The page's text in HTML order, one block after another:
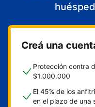
Creá una
Protección contra
$1.000.000
El 45% de los
en el plazo de una